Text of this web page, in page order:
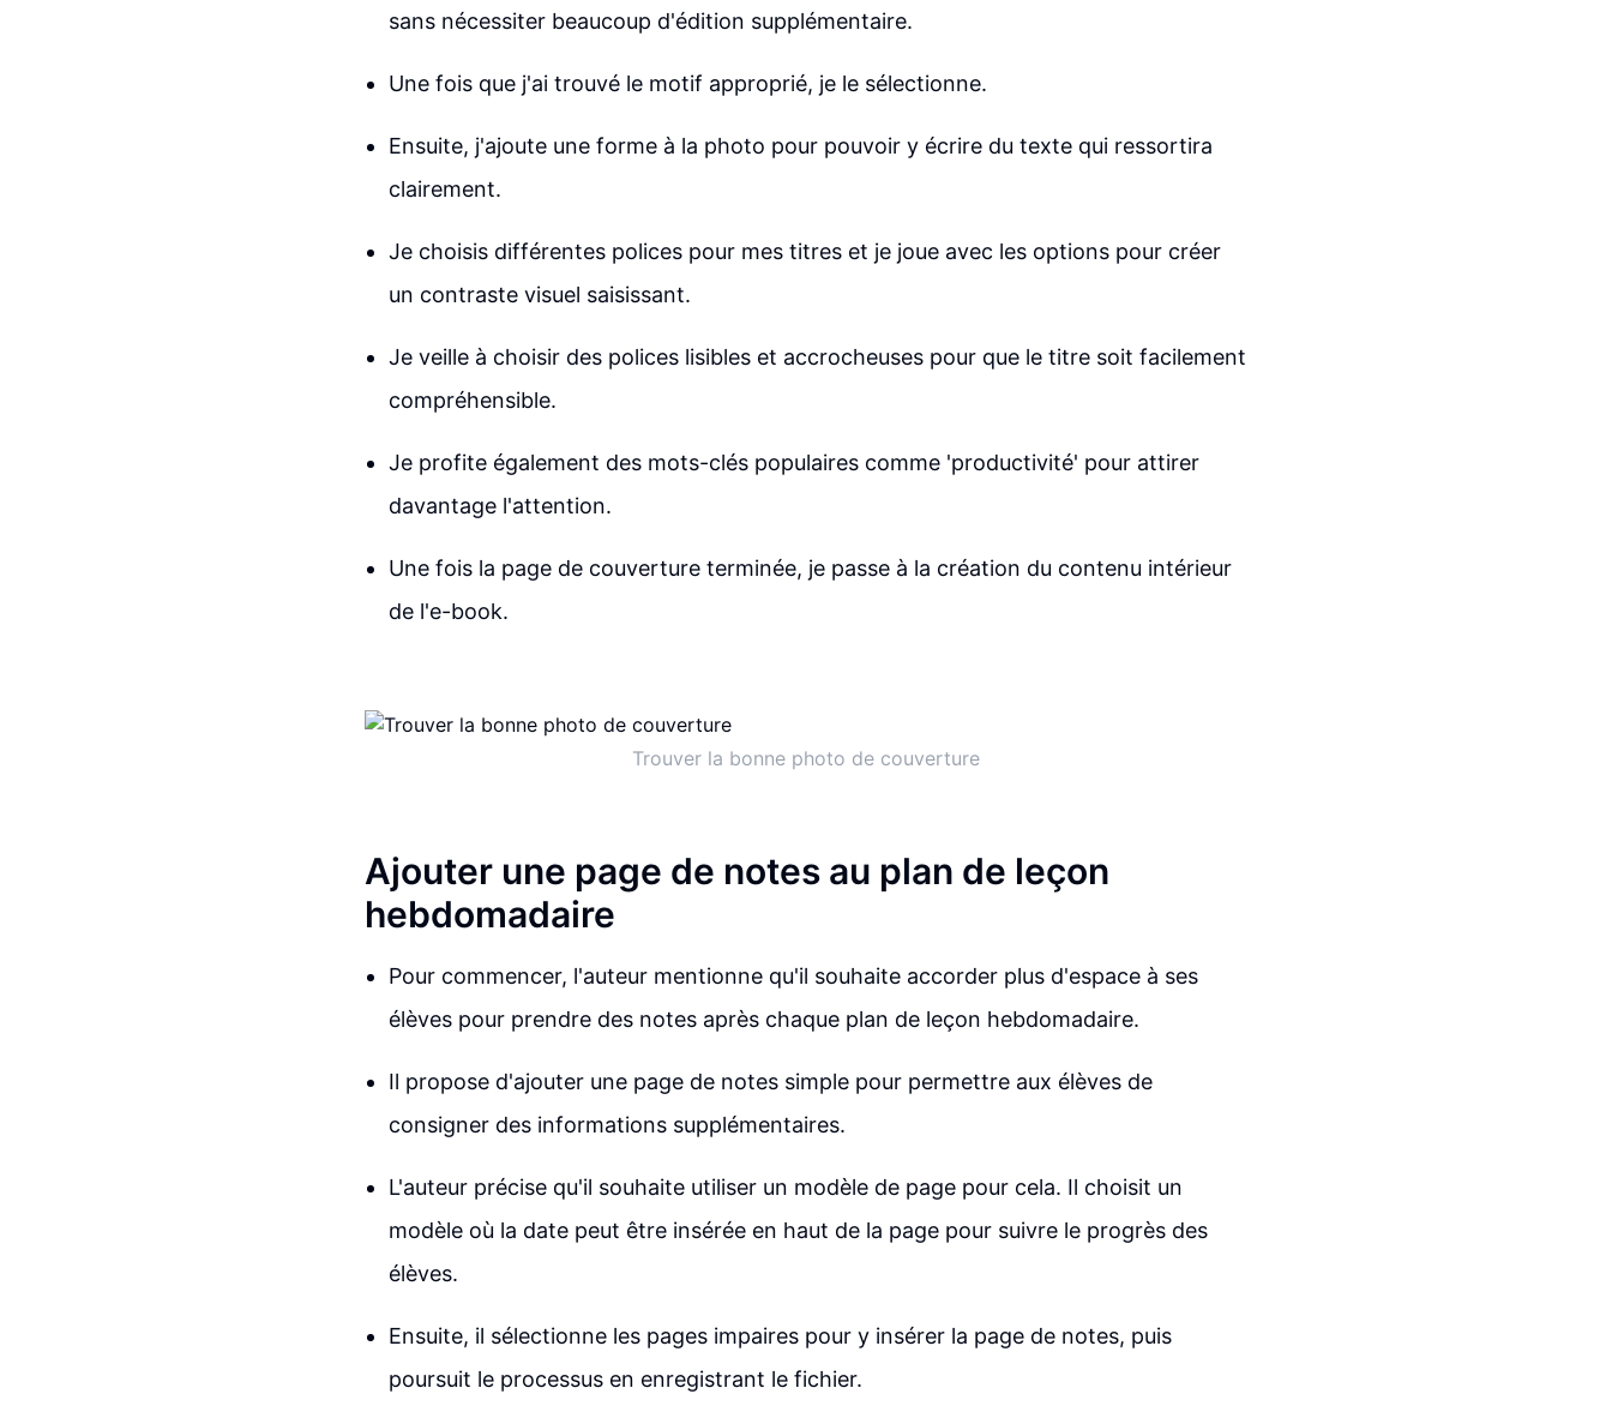
sans nécessiter beaucoup d'édition supplémentaire.
Une fois que j'ai trouvé le motif approprié, je le sélectionne.
Ensuite, j'ajoute une forme à la photo pour pouvoir y écrire du texte qui ressortira
clairement.
Je choisis différentes polices pour mes titres et je joue avec les options pour créer
un contraste visuel saisissant.
Je veille à choisir des polices lisibles et accrocheuses pour que le titre soit facilement
compréhensible.
Je profite également des mots-clés populaires comme 'productivité' pour attirer
davantage l'attention.
Une fois la page de couverture terminée, je passe à la création du contenu intérieur
de l'e-book.
Trouver la bonne photo de couverture
Ajouter une page de notes au plan de leçon
hebdomadaire
Pour commencer, l'auteur mentionne qu'il souhaite accorder plus d'espace à ses
élèves pour prendre des notes après chaque plan de leçon hebdomadaire.
Il propose d'ajouter une page de notes simple pour permettre aux élèves de
consigner des informations supplémentaires.
L'auteur précise qu'il souhaite utiliser un modèle de page pour cela. Il choisit un
modèle où la date peut être insérée en haut de la page pour suivre le progrès des
élèves.
Ensuite, il sélectionne les pages impaires pour y insérer la page de notes, puis
poursuit le processus en enregistrant le fichier.